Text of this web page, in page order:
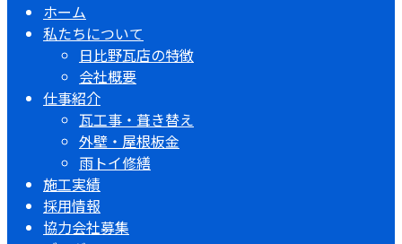
ホーム
私たちについて
日比野瓦店の特徴
会社概要
仕事紹介
瓦工事・葺き替え
外壁・屋根板金
雨トイ修繕
施工実績
採用情報
協力会社募集